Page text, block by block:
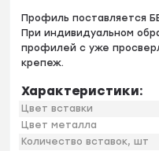
Профиль поставляется
При индивидуальном
профилей с уже
крепеж.
Характеристики:
Цвет вставки
Цвет металла
Количество вставок, шт